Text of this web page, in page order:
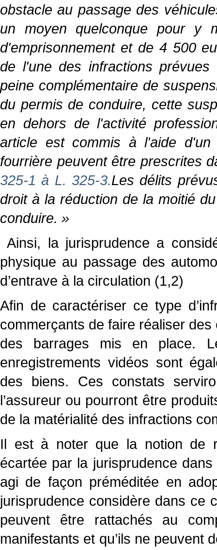
obstacle au passage des
un moyen quelconque pour y
d'emprisonnement et de 4 500
de l'une des infractions
peine complémentaire de
du permis de conduire, cette
en dehors de l'activité
article est commis à l'aide
fourrière peuvent être prescrites
325-1 à L. 325-3.Les délits
droit à la réduction de la moitié
conduire. »
Ainsi, la jurisprudence a
physique au passage des
d’entrave à la circulation (1,2)
Afin de caractériser ce type
commerçants de faire réaliser
des barrages mis en place.
enregistrements vidéos sont
des biens. Ces constats
l’assureur ou pourront être
de la matérialité des infractions
Il est à noter que la notion de
écartée par la jurisprudence
agi de façon préméditée en
jurisprudence considère dans ce
peuvent être rattachés au
manifestants et qu’ils ne peuvent